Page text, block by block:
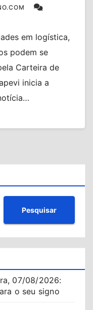
em logística,
podem se
Carteira de
inicia a
Pesquisar
07/08/2026:
o seu signo